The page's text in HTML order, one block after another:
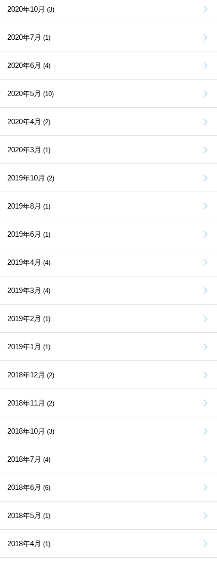
2020年10月 (3)
2020年7月 (1)
2020年6月 (4)
2020年5月 (10)
2020年4月 (2)
2020年3月 (1)
2019年10月 (2)
2019年8月 (1)
2019年6月 (1)
2019年4月 (4)
2019年3月 (4)
2019年2月 (1)
2019年1月 (1)
2018年12月 (2)
2018年11月 (2)
2018年10月 (3)
2018年7月 (4)
2018年6月 (6)
2018年5月 (1)
2018年4月 (1)